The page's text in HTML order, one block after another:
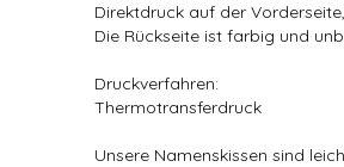
Direktdruck auf der Vorderseite,
Die Rückseite ist farbig und
Druckverfahren:
Thermotransferdruck
Unsere Namenskissen sind